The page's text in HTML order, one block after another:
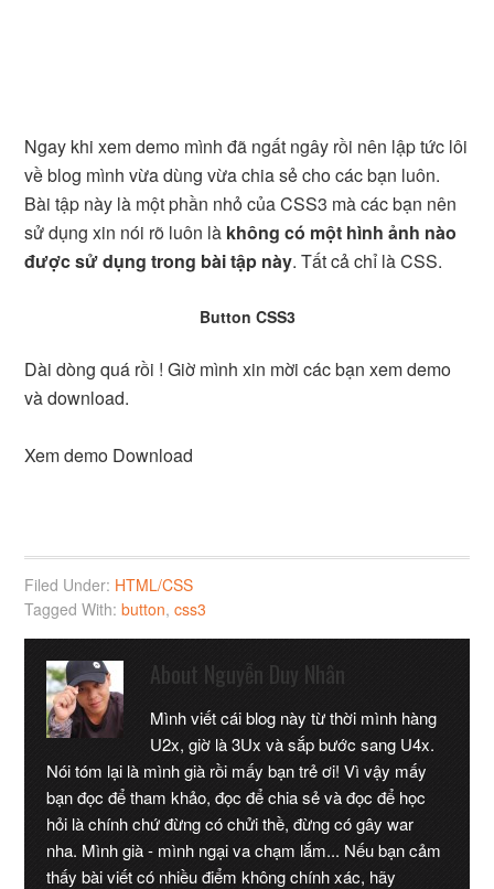
Ngay khi xem demo mình đã ngất ngây rồi nên lập tức lôi
về blog mình vừa dùng vừa chia sẻ cho các bạn luôn.
Bài tập này là một phần nhỏ của CSS3 mà các bạn nên
sử dụng xin nói rõ luôn là không có một hình ảnh nào
được sử dụng trong bài tập này. Tất cả chỉ là CSS.
Button CSS3
Dài dòng quá rồi ! Giờ mình xin mời các bạn xem demo
và download.
Xem demo Download
Filed Under: HTML/CSS
Tagged With:button,css3
About Nguyễn Duy Nhân
Mình viết cái blog này từ thời mình hàng
U2x, giờ là 3Ux và sắp bước sang U4x.
Nói tóm lại là mình già rồi mấy bạn trẻ ơi! Vì vậy mấy
bạn đọc để tham khảo, đọc để chia sẻ và đọc để học
hỏi là chính chứ đừng có chửi thề, đừng có gây war
nha. Mình già - mình ngại va chạm lắm... Nếu bạn cảm
thấy bài viết có nhiều điểm không chính xác, hãy